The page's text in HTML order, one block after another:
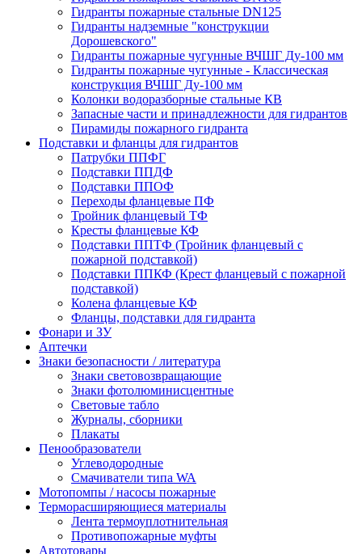
Гидранты пожарные стальные DN125
Гидранты надземные "конструкции
Дорошевского"
Гидранты пожарные чугунные ВЧШГ Ду-100 мм
Гидранты пожарные чугунные - Классическая
конструкция ВЧШГ Ду-100 мм
Колонки водоразборные стальные КВ
Запасные части и принадлежности для гидрантов
Пирамиды пожарного гидранта
Подставки и фланцы для гидрантов
Патрубки ППФГ
Подставки ППДФ
Подставки ППОФ
Переходы фланцевые ПФ
Тройник фланцевый ТФ
Кресты фланцевые КФ
Подставки ППТФ (Тройник фланцевый с
пожарной подставкой)
Подставки ППКФ (Крест фланцевый с пожарной
подставкой)
Колена фланцевые КФ
Фланцы, подставки для гидранта
Фонари и ЗУ
Аптечки
Знаки безопасности / литература
Знаки световозвращающие
Знаки фотолюминисцентные
Световые табло
Журналы, сборники
Плакаты
Пенообразователи
Углеводородные
Смачиватели типа WA
Мотопомпы / насосы пожарные
Терморасширяющиеся материалы
Лента термоуплотнительная
Противопожарные муфты
Автотовары